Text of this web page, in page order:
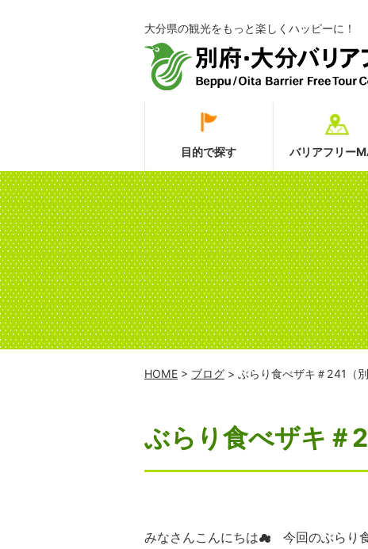
大分県の観光をもっと楽しくハッピーに！
目的で探す バリアフリー
HOME > ブログ > ぶらり食べザキ＃241（別
ぶらり食べザキ＃
みなさんこんにちは☁ 今回のぶらり